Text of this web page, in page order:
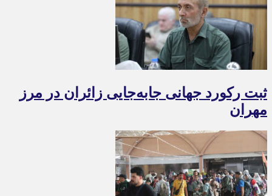
ثبت رکورد جهانی جابه‌جایی زائران در مرز
مهران